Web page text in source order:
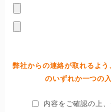
弊社からの連絡が取れるよ
のいずれか一つの
内容をご確認の上